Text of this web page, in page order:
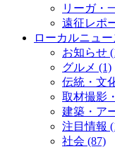
リーガ・
遠征レポ
ローカルニュー
お知らせ
グルメ (1)
伝統・文
取材撮影
建築・ア
注目情報
社会 (87)